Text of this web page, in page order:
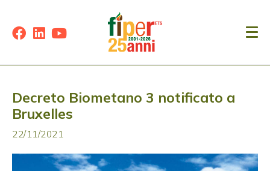
Decreto Biometano 3 notificato a
Bruxelles
22/11/2021